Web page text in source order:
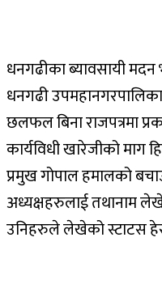
धनगढीका ब्यावसायी
धनगढी
छलफल बिना राजपत्रमा
कार्यविधी खारेजीको माग
प्रमुख गोपाल हमालको
अध्यक्षहरुलाई तथानाम
उनिहरुले लेखेको स्टाटस